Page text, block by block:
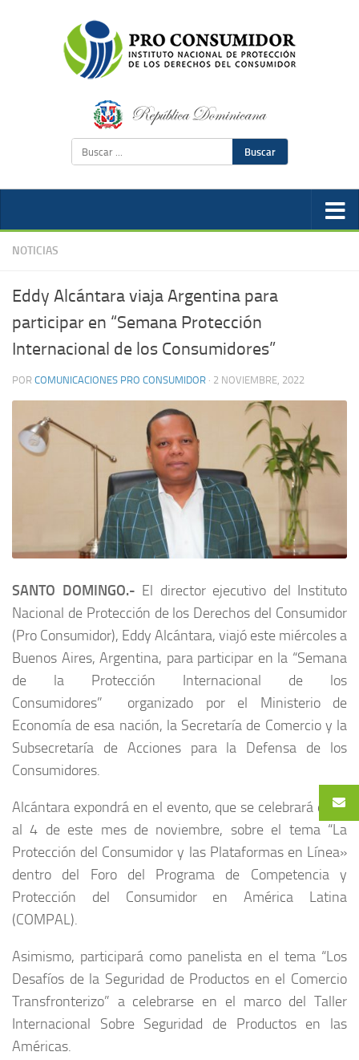
Buscar
NOTICIAS
Eddy Alcántara viaja Argentina para
participar en “Semana Protección
Internacional de los Consumidores”
POR COMUNICACIONES PRO CONSUMIDOR · 2 NOVIEMBRE, 2022
SANTO DOMINGO.- El director ejecutivo del Instituto
Nacional de Protección de los Derechos del Consumidor
(Pro Consumidor), Eddy Alcántara, viajó este miércoles a
Buenos Aires, Argentina, para participar en la “Semana
de la Protección Internacional de los
Consumidores” organizado por el Ministerio de
Economía de esa nación, la Secretaría de Comercio y la
Subsecretaría de Acciones para la Defensa de los
Consumidores.
Alcántara expondrá en el evento, que se celebrará del 2
al 4 de este mes de noviembre, sobre el tema “La
Protección del Consumidor y las Plataformas en Línea»
dentro del Foro del Programa de Competencia y
Protección del Consumidor en América Latina
(COMPAL).
Asimismo, participará como panelista en el tema “Los
Desafíos de la Seguridad de Productos en el Comercio
Transfronterizo” a celebrarse en el marco del Taller
Internacional Sobre Seguridad de Productos en las
Américas.